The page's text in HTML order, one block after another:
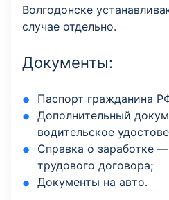
Волгодонске
случае отдельно.
Документы:
Паспорт гражданина
Дополнительный
водительское
Справка о заработке
трудового договора;
Документы на авто.